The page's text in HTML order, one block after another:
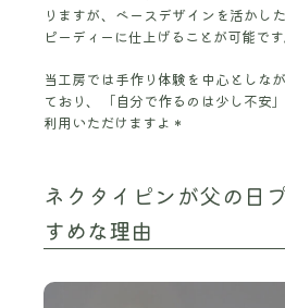
りますが、ベースデザインを活かし
ピーディーに仕上げることが可能です
当工房では手作り体験を中心としな
ており、「自分で作るのは少し不安
利用いただけますよ＊
ネクタイピンが父の日
すめな理由